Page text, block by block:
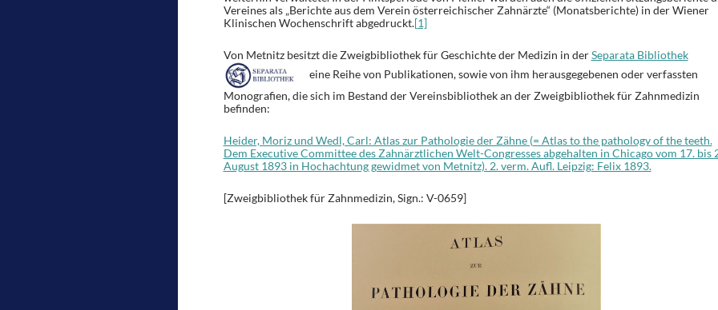
Vereines als „Berichte aus dem Verein österreichischer Zahnärzte“ (Monatsberichte) in der Wiener
Klinischen Wochenschrift abgedruckt.[1]
Von Metnitz besitzt die Zweigbibliothek für Geschichte der Medizin in derSeparata Bibliothek
eine Reihe von Publikationen, sowie von ihm herausgegebenen oder verfassten
Monografien, die sich im Bestand der Vereinsbibliothek an der Zweigbibliothek für Zahnmedizin
befinden:
Heider, Moriz und Wedl, Carl: Atlas zur Pathologie der Zähne (= Atlas to the pathology of the teeth.
Dem Executive Committee des Zahnärztlichen Welt-Congresses abgehalten in Chicago vom 17. bis
August 1893 in Hochachtung gewidmet von Metnitz). 2. verm. Aufl. Leipzig: Felix 1893.
[Zweigbibliothek für Zahnmedizin, Sign.: V-0659]